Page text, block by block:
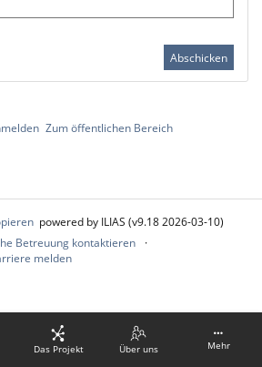
Das Projekt Über uns Mehr
Abschicken
Zum öffentlichen Bereich
powered by ILIAS (v9.18 2026-03-10)
Betreuung kontaktieren
melden